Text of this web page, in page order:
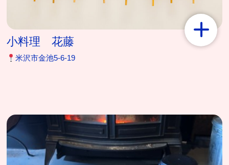
小料理 花藤
米沢市金池5-6-19